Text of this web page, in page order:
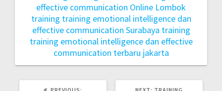
effective communication Online Lombok
training training emotional intelligence dan
effective communication Surabaya training
training emotional intelligence dan effective
communication terbaru jakarta